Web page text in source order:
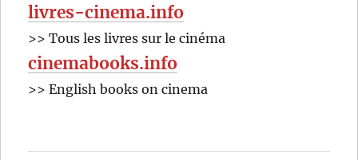
livres-cinema.info
>> Tous les livres sur le cinéma
cinemabooks.info
>> English books on cinema